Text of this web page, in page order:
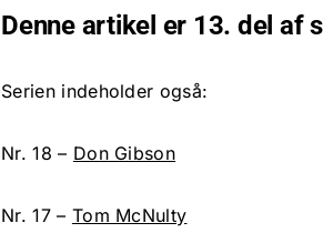
Denne artikel er 13. del af
Serien indeholder også:
Nr. 18 – Don Gibson
Nr. 17 – Tom McNulty